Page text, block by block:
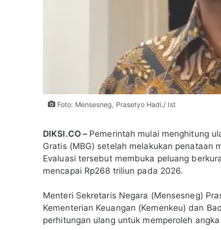
Foto: Mensesneg, Prasetyo Hadi./ Ist
DIKSI.CO – Pemerintah mulai menghitung
Gratis (MBG) setelah melakukan penataan
Evaluasi tersebut membuka peluang
mencapai Rp268 triliun pada 2026.
Menteri Sekretaris Negara (Mensesneg)
Kementerian Keuangan (Kemenkeu) dan
perhitungan ulang untuk memperoleh